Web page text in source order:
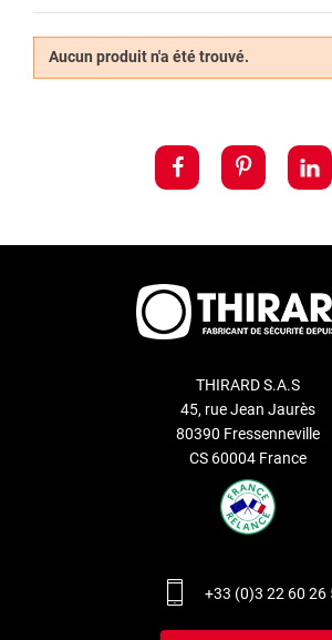
Aucun produit n'a été trouvé.
THIRARD S.A.S
45, rue Jean Jaurès
80390 Fressenneville
CS 60004 France
+33 (0)3 22 60 26